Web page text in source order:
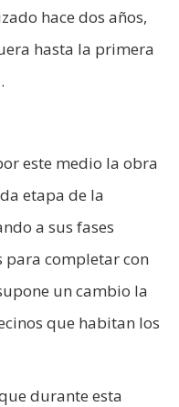
hace dos años,
hasta la primera
este medio la obra
etapa de la
a sus fases
para completar con
un cambio la
que habitan los
durante esta